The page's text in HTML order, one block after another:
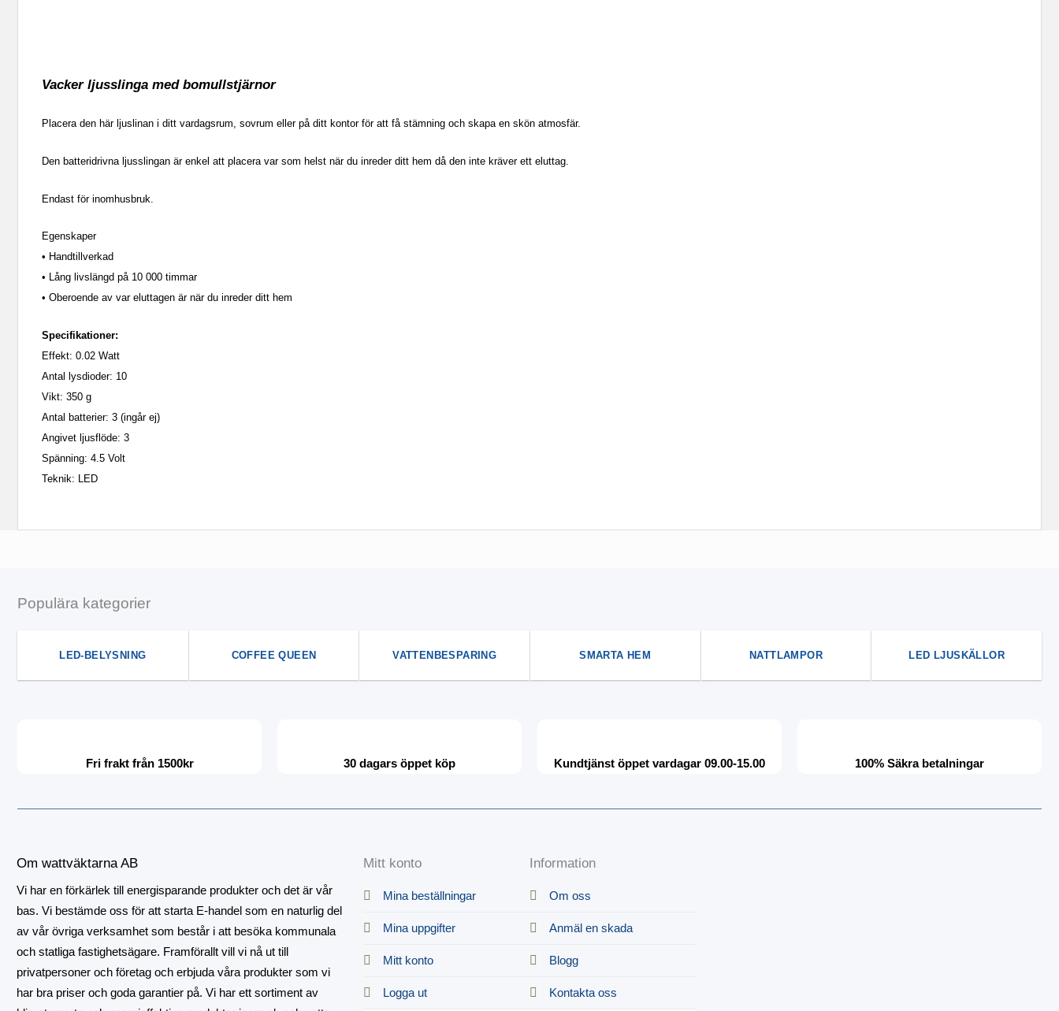
Vacker ljusslinga med bomullstjärnor
Placera den här ljuslinan i ditt vardagsrum, sovrum eller på ditt kontor för att få stämning och skapa en skön atmosfär.
Den batteridrivna ljusslingan är enkel att placera var som helst när du inreder ditt hem då den inte kräver ett eluttag.
Endast för inomhusbruk.
Egenskaper
• Handtillverkad
• Lång livslängd på 10 000 timmar
• Oberoende av var eluttagen är när du inreder ditt hem
Specifikationer:
Effekt: 0.02 Watt
Antal lysdioder: 10
Vikt: 350 g
Antal batterier: 3 (ingår ej)
Angivet ljusflöde: 3
Spänning: 4.5 Volt
Teknik: LED
Populära kategorier
LED-BELYSNING COFFEE QUEEN VATTENBESPARING SMARTA HEM NATTLAMPOR LED LJUSKÄLLOR
Fri frakt från 1500kr 30 dagars öppet köp Kundtjänst öppet vardagar 09.00-15.00 100% Säkra betalningar
Om wattväktarna AB
Vi har en förkärlek till energisparande produkter och det är vår
bas. Vi bestämde oss för att starta E-handel som en naturlig del
av vår övriga verksamhet som består i att besöka kommunala
och statliga fastighetsägare. Framförallt vill vi nå ut till
privatpersoner och företag och erbjuda våra produkter som vi
har bra priser och goda garantier på. Vi har ett sortiment av
Mitt konto
Mina beställningar
Mina uppgifter
Mitt konto
Logga ut
Information
Om oss
Anmäl en skada
Blogg
Kontakta oss